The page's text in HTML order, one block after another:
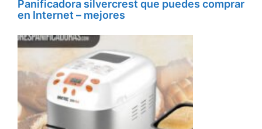
Panificadora silvercrest que puedes comprar
en Internet – mejores